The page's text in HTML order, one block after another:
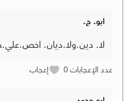
ابو. ح.
لا. دين.ولا.ديان.
عدد الإعجابات إعجاب